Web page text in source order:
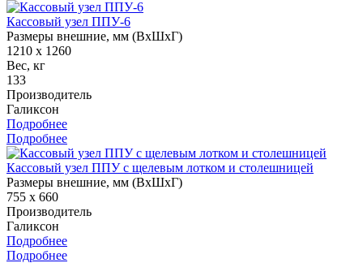
Кассовый узел ППУ-6
Размеры внешние, мм (ВхШхГ)
1210 х 1260
Вес, кг
133
Производитель
Галиксон
Подробнее
Подробнее
Кассовый узел ППУ с щелевым лотком и столешницей
Размеры внешние, мм (ВхШхГ)
755 х 660
Производитель
Галиксон
Подробнее
Подробнее